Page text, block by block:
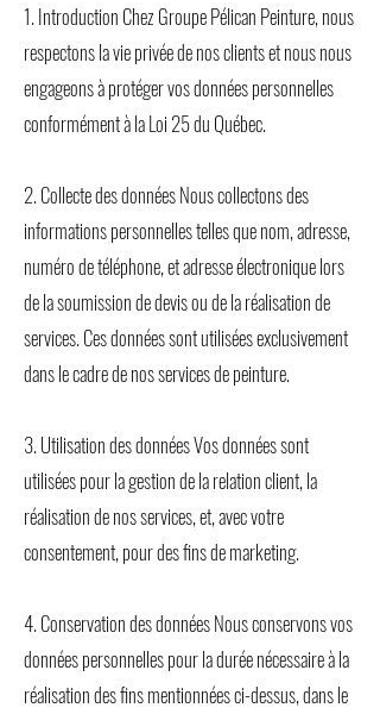
1. Introduction Chez Groupe Pélican Peinture, nous
respectons la vie privée de nos clients et nous nous
engageons à protéger vos données personnelles
conformément à la Loi 25 du Québec.
2. Collecte des données Nous collectons des
informations personnelles telles que nom, adresse,
numéro de téléphone, et adresse électronique lors
de la soumission de devis ou de la réalisation de
services. Ces données sont utilisées exclusivement
dans le cadre de nos services de peinture.
3. Utilisation des données Vos données sont
utilisées pour la gestion de la relation client, la
réalisation de nos services, et, avec votre
consentement, pour des fins de marketing.
4. Conservation des données Nous conservons vos
données personnelles pour la durée nécessaire à la
réalisation des fins mentionnées ci-dessus, dans le